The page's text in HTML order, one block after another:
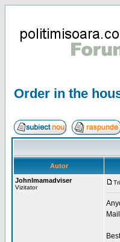
Order in the
Autor
JohnImamadviser
Vizitator